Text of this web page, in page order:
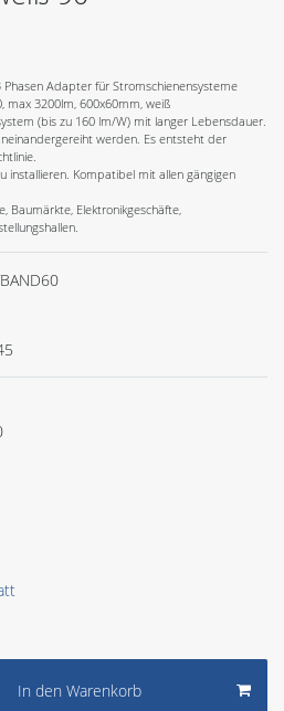
Adapter für Stromschienensysteme
max 3200lm, 600x60mm, weiß
(bis zu 160 lm/W) mit langer Lebensdauer.
werden. Es entsteht der
installieren. Kompatibel mit allen gängigen
Baumärkte, Elektronikgeschäfte,
In den Warenkorb